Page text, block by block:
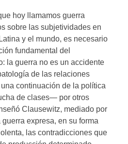
hoy llamamos guerra
sobre las subjetividades en
y el mundo, es necesario
fundamental del
la guerra no es un accidente
de las relaciones
continuación de la política
de clases— por otros
Clausewitz, mediado por
expresa, en su forma
las contradicciones que